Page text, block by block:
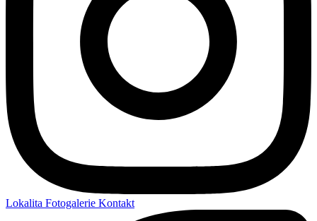
Lokalita Fotogalerie Kontakt